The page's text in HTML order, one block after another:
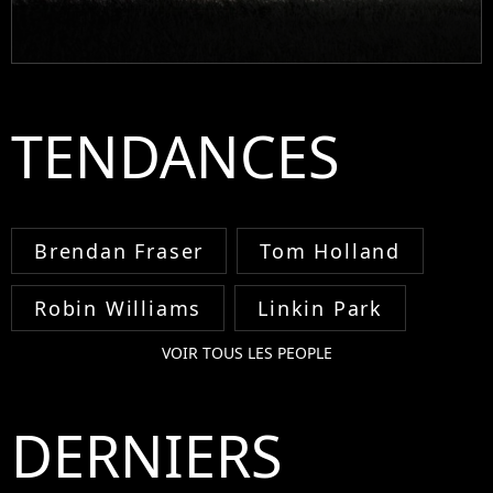
TENDANCES
Brendan Fraser Tom Holland
Robin Williams Linkin Park
VOIR TOUS LES PEOPLE
DERNIERS